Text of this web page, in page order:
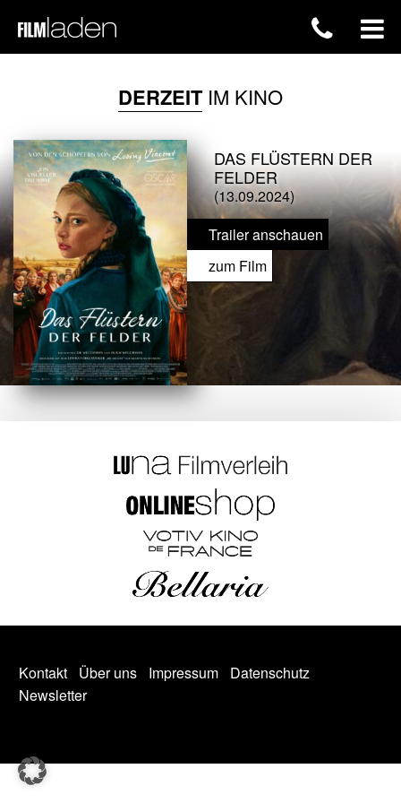
DERZEITIM KINO
DAS FLÜSTERN DER
FELDER
(13.09.2024)
Trailer anschauen
zum Film
Kontakt Über uns Impressum
Datenschutz
Newsletter